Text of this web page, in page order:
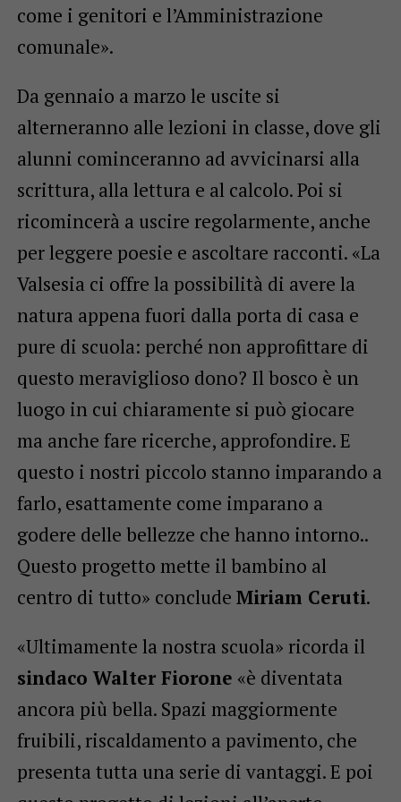
come i genitori e l’Amministrazione
comunale».
Da gennaio a marzo le uscite si
alterneranno alle lezioni in classe, dove gli
alunni cominceranno ad avvicinarsi alla
scrittura, alla lettura e al calcolo. Poi si
ricomincerà a uscire regolarmente, anche
per leggere poesie e ascoltare racconti. «La
Valsesia ci offre la possibilità di avere la
natura appena fuori dalla porta di casa e
pure di scuola: perché non approfittare di
questo meraviglioso dono? Il bosco è un
luogo in cui chiaramente si può giocare
ma anche fare ricerche, approfondire. E
questo i nostri piccolo stanno imparando a
farlo, esattamente come imparano a
godere delle bellezze che hanno intorno..
Questo progetto mette il bambino al
centro di tutto» conclude Miriam Ceruti.
«Ultimamente la nostra scuola» ricorda il
sindaco Walter Fiorone «è diventata
ancora più bella. Spazi maggiormente
fruibili, riscaldamento a pavimento, che
presenta tutta una serie di vantaggi. E poi